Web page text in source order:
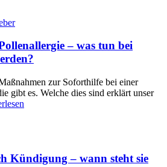
– was tun bei
zur Soforthilfe bei einer
gibt es. Welche dies sind erklärt unser
Kündigung – wann steht sie